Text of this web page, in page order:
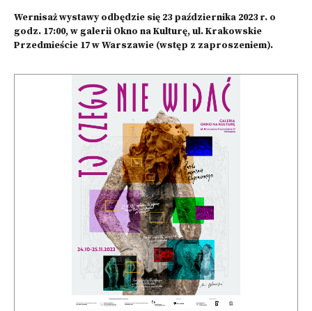
Wernisaż wystawy odbędzie się 23 października 2023 r. o
godz. 17:00, w galerii Okno na Kulturę, ul. Krakowskie
Przedmieście 17 w Warszawie (wstęp z zaproszeniem).